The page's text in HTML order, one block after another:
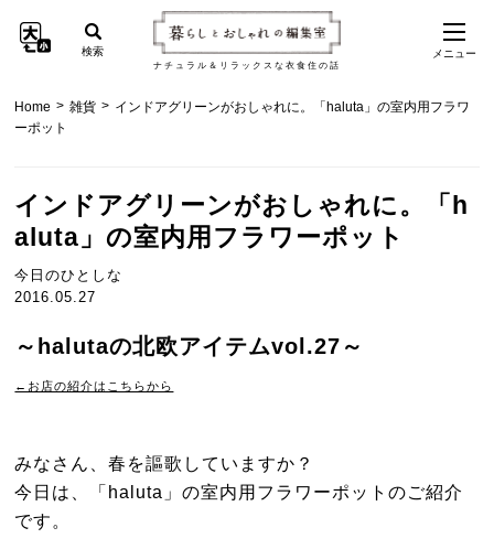
ナチュラル＆リラックスな衣食住の話
検索 メニュー
Home > 雑貨 > インドアグリーンがおしゃれに。「haluta」の室内用フラワ
ーポット
インドアグリーンがおしゃれに。「h
aluta」の室内用フラワーポット
今日のひとしな
2016.05.27
～halutaの北欧アイテムvol.27～
←お店の紹介はこちらから
みなさん、春を謳歌していますか？
今日は、「haluta」の室内用フラワーポットのご紹介
です。